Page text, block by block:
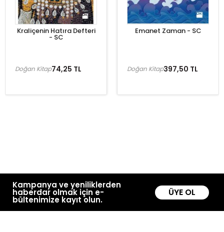
Kraliçenin Hatıra Defteri
- SC
74,25 TL
Doğan Kitap
Emanet Zaman - SC
397,50 TL
Doğan Kitap
Kampanya ve yeniliklerden
haberdar olmak için e-
bültenimize kayıt olun.
ÜYE OL